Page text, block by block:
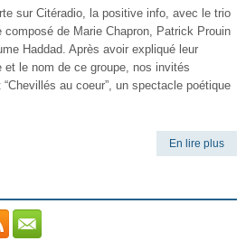
sur Citéradio, la positive info, avec le trio
composé de Marie Chapron, Patrick Prouin
Haddad. Après avoir expliqué leur
et le nom de ce groupe, nos invités
“Chevillés au coeur”, un spectacle poétique
En lire plus